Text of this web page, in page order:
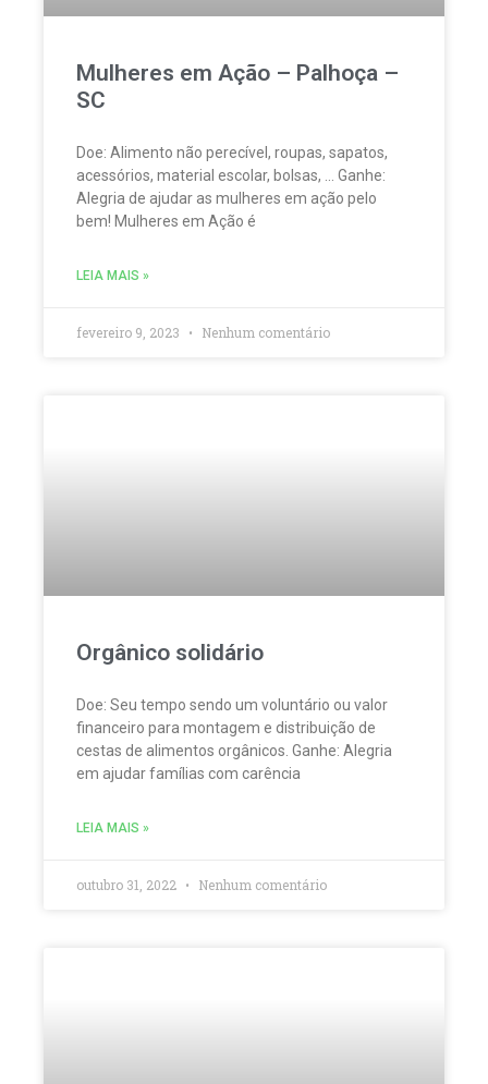
Mulheres em Ação – Palhoça –
SC
Doe: Alimento não perecível, roupas, sapatos,
acessórios, material escolar, bolsas, … Ganhe:
Alegria de ajudar as mulheres em ação pelo
bem! Mulheres em Ação é
LEIA MAIS »
fevereiro 9, 2023 Nenhum comentário
Orgânico solidário
Doe: Seu tempo sendo um voluntário ou valor
financeiro para montagem e distribuição de
cestas de alimentos orgânicos. Ganhe: Alegria
em ajudar famílias com carência
LEIA MAIS »
outubro 31, 2022 Nenhum comentário